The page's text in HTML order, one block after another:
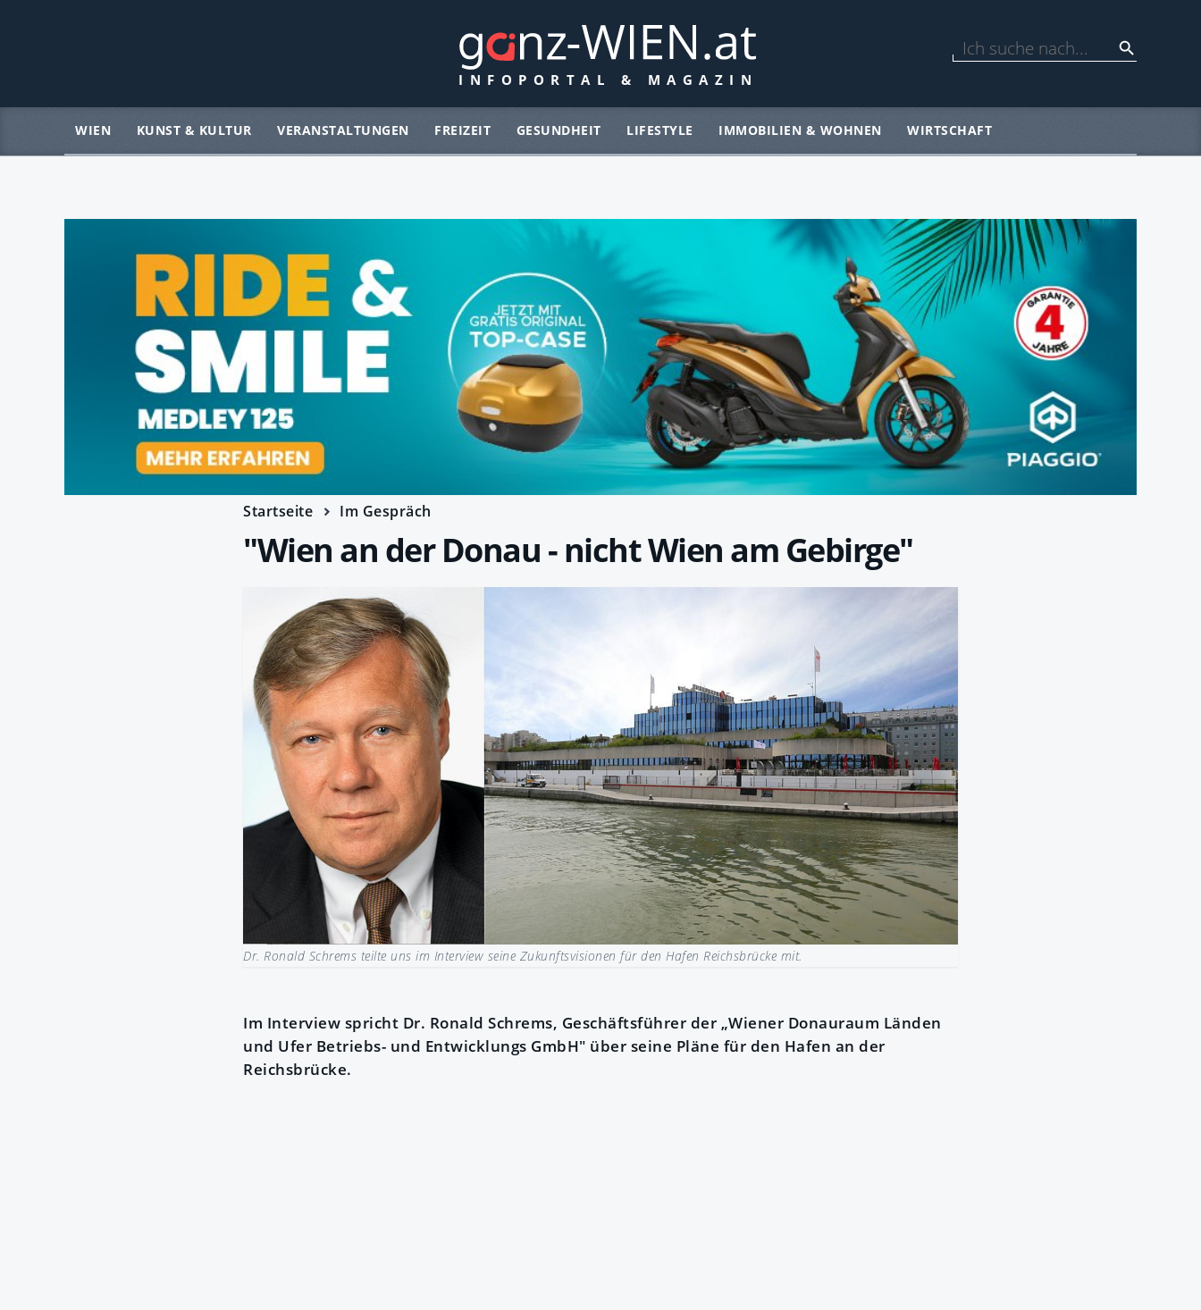
WIEN KUNST & KULTUR VERANSTALTUNGEN FREIZEIT GESUNDHEIT LIFESTYLE IMMOBILIEN & WOHNEN WIRTSCHAFT
Startseite Im Gespräch
"Wien an der Donau - nicht Wien am Gebirge"
Dr. Ronald Schrems teilte uns im Interview seine Zukunftsvisionen für den Hafen Reichsbrücke mit.
Im Interview spricht Dr. Ronald Schrems, Geschäftsführer der „Wiener Donauraum Länden
und Ufer Betriebs- und Entwicklungs GmbH" über seine Pläne für den Hafen an der
Reichsbrücke.